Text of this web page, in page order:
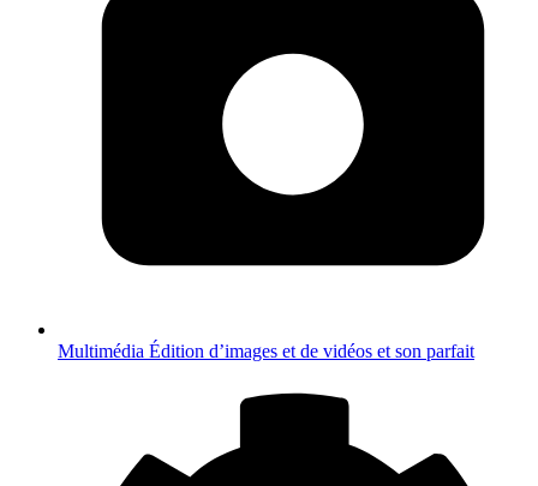
Multimédia Édition d’images et de vidéos et son parfait